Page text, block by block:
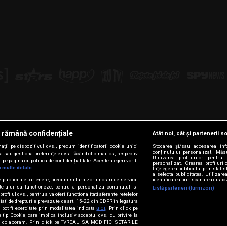
Urmărește-ne pe:
FacebookLinkedInYouTube
© Intact Media Group
rămână confidențiale
pe dispozitivul dvs., precum identificatorii cookie unici
sau gestiona preferințele dvs. făcând clic mai jos, respectiv
pagina cu politica de confidențialitate. Aceste alegeri vor fi
multe detalii
partenere, precum si furnizorii nostri de servicii
ului sa functioneze, pentru a personaliza continutul si
dvs., pentru a va oferi functionalitati aferente retelelor
de drepturile prevazute de art. 15-22 din GDPR in legatura
fi exercitate prin modalitatea indicataaici . Prin click pe
tip Cookie, care implica inclusiv acceptul dvs. cu privire la
Prin click pe “VREAU SA MODIFIC SETARILE
Atât noi, cât și partenerii
Stocarea și/sau accesarea
conținutului personalizat.
Utilizarea profilurilor pentru
personalizat. Crearea
Înțelegerea publicului prin
a selecta publicitatea.
identificarea prin scanarea
Listă parteneri (furnizori)